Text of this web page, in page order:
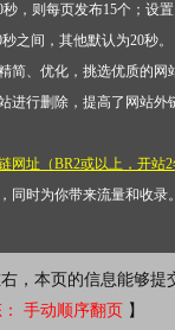
，则每页发布15个；设置
之间，其他默认为20秒
简、优化，挑选优质的网
进行删除，提高了网站外
网址（BR2或以上，开站
同时为你带来流量和收录
，本页的信息能够提
手动顺序翻页 】